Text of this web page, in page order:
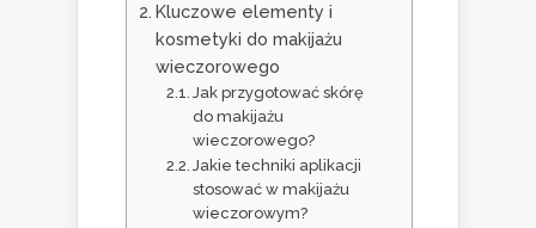
Kluczowe elementy i
kosmetyki do makijażu
wieczorowego
Jak przygotować skórę
do makijażu
wieczorowego?
Jakie techniki aplikacji
stosować w makijażu
wieczorowym?